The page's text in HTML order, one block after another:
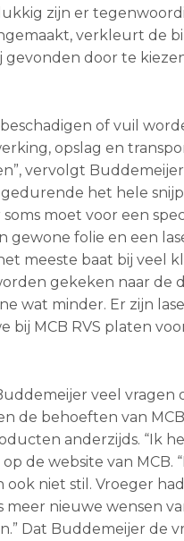
zijn er
verkleurt de
door te
of vuil
opslag en
vervolgt
het hele
moet voor een
gewone folie en een
meeste baat bij veel
gekeken naar
wat minder. Er zijn
MCB RVS platen
veel vragen
de behoeften van
anderzijds. “Ik
de website van
niet stil. Vroeger
meer nieuwe wensen
Dat Buddemeijer de